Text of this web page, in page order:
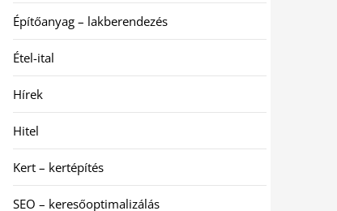
Építőanyag – lakberendezés
Étel-ital
Hírek
Hitel
Kert – kertépítés
SEO – keresőoptimalizálás